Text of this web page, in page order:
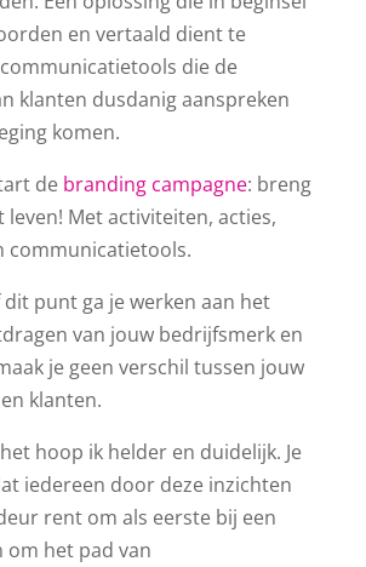
en vertaald dient te
die de
klanten dusdanig aanspreken
komen.
de branding campagne: breng
Met activiteiten, acties,
communicatietools.
dit punt ga je werken aan het
van jouw bedrijfsmerk en
je geen verschil tussen jouw
klanten.
hoop ik helder en duidelijk. Je
iedereen door deze inzichten
rent om als eerste bij een
om het pad van